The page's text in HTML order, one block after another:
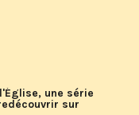
une série
sur